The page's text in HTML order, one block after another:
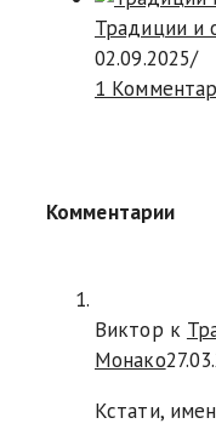
Традиции и
02.09.2025/
1
Комментарии
Виктор к
Монако
Кстати,